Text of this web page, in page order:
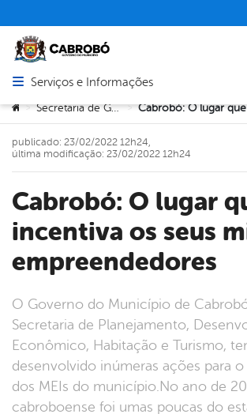
Abrir menu principal de navegação
Serviços e Informações
Você está aqui:
> Secretaria de Governo >
Cabrobó: O lugar que mais
incentiva os seus
empreendedores
O Governo do Município de Cabrobó, através da
Secretaria de Planejamento,
Econômico, Habitação e Turismo,
desenvolvido inúmeras ações para
dos MEIs do município.No ano de
cabroboense foi umas poucas do
publicado: 23/02/2022 12h24,
última modificação: 23/02/2022 12h24